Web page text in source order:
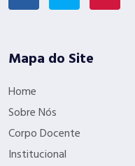
Mapa do Site
Home
Sobre Nós
Corpo Docente
Institucional